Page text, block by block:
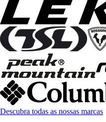
Descubra todas as nossas marcas